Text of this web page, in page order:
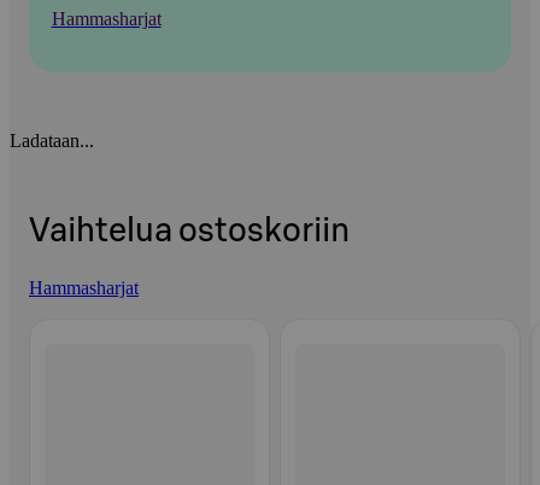
Hammasharjat
Ladataan...
Vaihtelua ostoskoriin
Hammasharjat